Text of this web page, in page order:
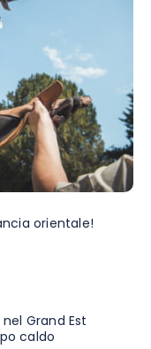
orientale!
Grand Est
caldo